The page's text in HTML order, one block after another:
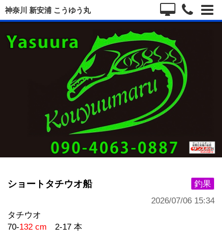
神奈川 新安浦 こうゆう丸
釣果
ショートタチウオ船
2026/07/06 15:34
タチウオ
70-132 cm 2-17 本